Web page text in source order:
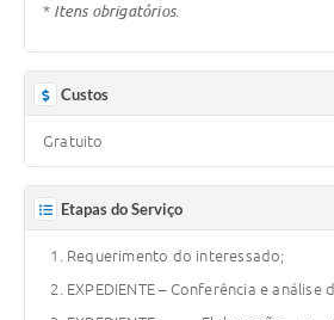
* Itens obrigatórios.
Custos
Gratuito
Etapas do Serviço
Requerimento do interessado;
EXPEDIENTE – Conferência e análise